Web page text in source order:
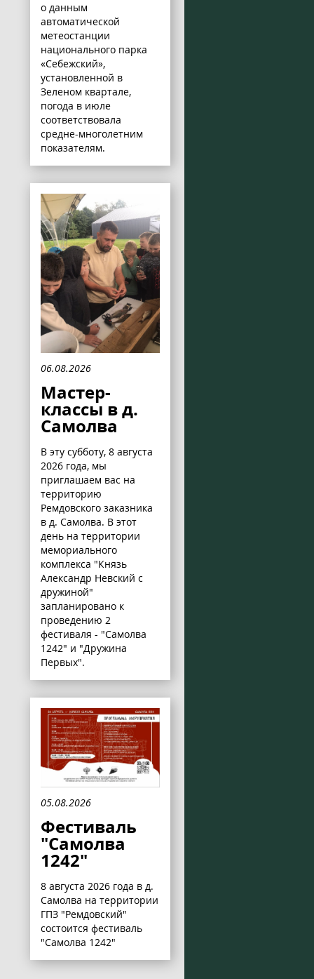
о данным
автоматической
метеостанции
национального парка
«Себежский»,
установленной в
Зеленом квартале,
погода в июле
соответствовала
средне-многолетним
показателям.
06.08.2026
Мастер-
классы в д.
Самолва
В эту субботу, 8 августа
2026 года, мы
приглашаем вас на
территорию
Ремдовского заказника
в д. Самолва. В этот
день на территории
мемориального
комплекса "Князь
Александр Невский с
дружиной"
запланировано к
проведению 2
фестиваля - "Самолва
1242" и "Дружина
Первых".
05.08.2026
Фестиваль
"Самолва
1242"
8 августа 2026 года в д.
Самолва на территории
ГПЗ "Ремдовский"
состоится фестиваль
"Самолва 1242"